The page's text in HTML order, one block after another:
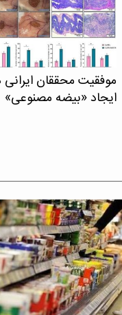
موفقیت محققان ایرانی
ایجاد «بیضه مصنوعی»